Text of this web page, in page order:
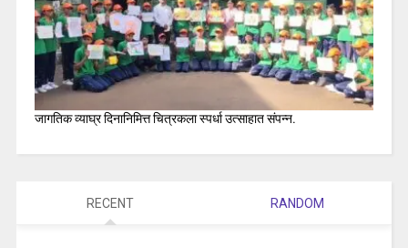
जागतिक व्याघ्र दिनानिमित्त चित्रकला स्पर्धा उत्साहात संपन्न.
RECENT RANDOM